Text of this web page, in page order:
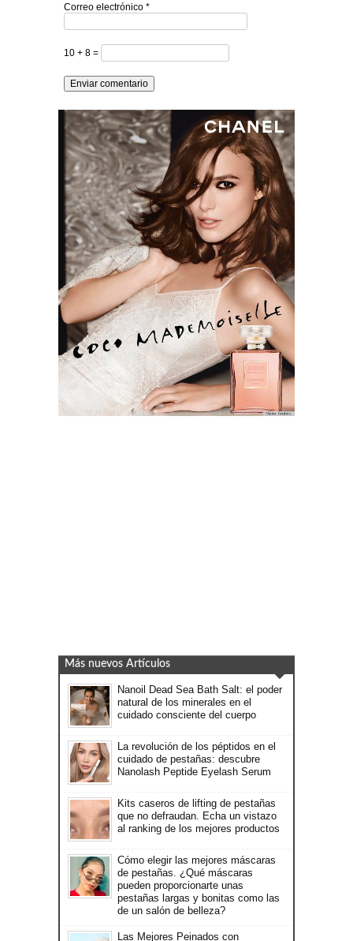
Correo electrónico *
10 + 8 =
Más nuevos Artículos
Nanoil Dead Sea Bath Salt: el poder
natural de los minerales en el
cuidado consciente del cuerpo
La revolución de los péptidos en el
cuidado de pestañas: descubre
Nanolash Peptide Eyelash Serum
Kits caseros de lifting de pestañas
que no defraudan. Echa un vistazo
al ranking de los mejores productos
Cómo elegir las mejores máscaras
de pestañas. ¿Qué máscaras
pueden proporcionarte unas
pestañas largas y bonitas como las
de un salón de belleza?
Las Mejores Peinados con